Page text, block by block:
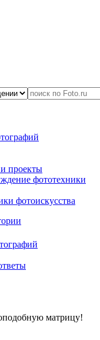
проекты
фототехники
фотоискусства
матрицу!